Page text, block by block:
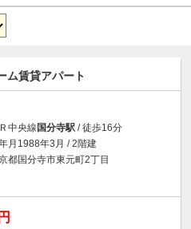
ム賃貸アパート
中央線 国分寺駅 / 徒歩16分
月1988年3月 / 2階建
都国分寺市東元町2丁目